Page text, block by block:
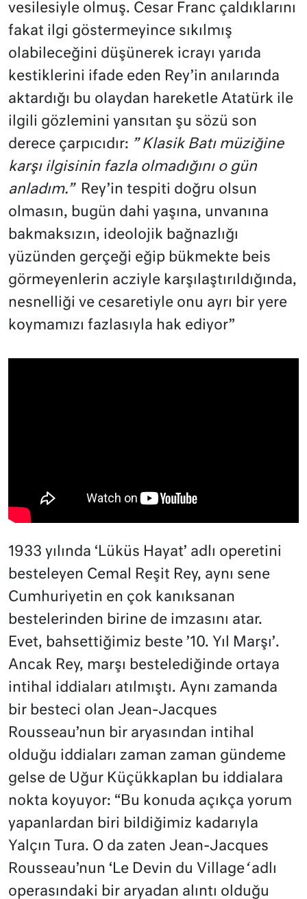
vesilesiyle olmuş. Cesar Franc çaldıklarını
fakat ilgi göstermeyince sıkılmış
olabileceğini düşünerek icrayı yarıda
kestiklerini ifade eden Rey’in anılarında
aktardığı bu olaydan hareketle Atatürk ile
ilgili gözlemini yansıtan şu sözü son
derece çarpıcıdır: ” Klasik Batı müziğine
karşı ilgisinin fazla olmadığını o gün
anladım.”Rey’in tespiti doğru olsun
olmasın, bugün dahi yaşına, unvanına
bakmaksızın, ideolojik bağnazlığı
yüzünden gerçeği eğip bükmekte beis
görmeyenlerin acziyle karşılaştırıldığında,
nesnelliği ve cesaretiyle onu ayrı bir yere
koymamızı fazlasıyla hak ediyor”
1933 yılında ‘Lüküs Hayat’ adlı operetini
besteleyen Cemal Reşit Rey, aynı sene
Cumhuriyetin en çok kanıksanan
bestelerinden birine de imzasını atar.
Evet, bahsettiğimiz beste ’10. Yıl Marşı’.
Ancak Rey, marşı bestelediğinde ortaya
intihal iddiaları atılmıştı. Aynı zamanda
bir besteci olan Jean-Jacques
Rousseau’nun bir aryasından intihal
olduğu iddiaları zaman zaman gündeme
gelse de Uğur Küçükkaplan bu iddialara
nokta koyuyor: “Bu konuda açıkça yorum
yapanlardan biri bildiğimiz kadarıyla
Yalçın Tura. O da zaten Jean-Jacques
Rousseau’nun ‘Le Devin du Village‘adlı
operasındaki bir aryadan alıntı olduğu